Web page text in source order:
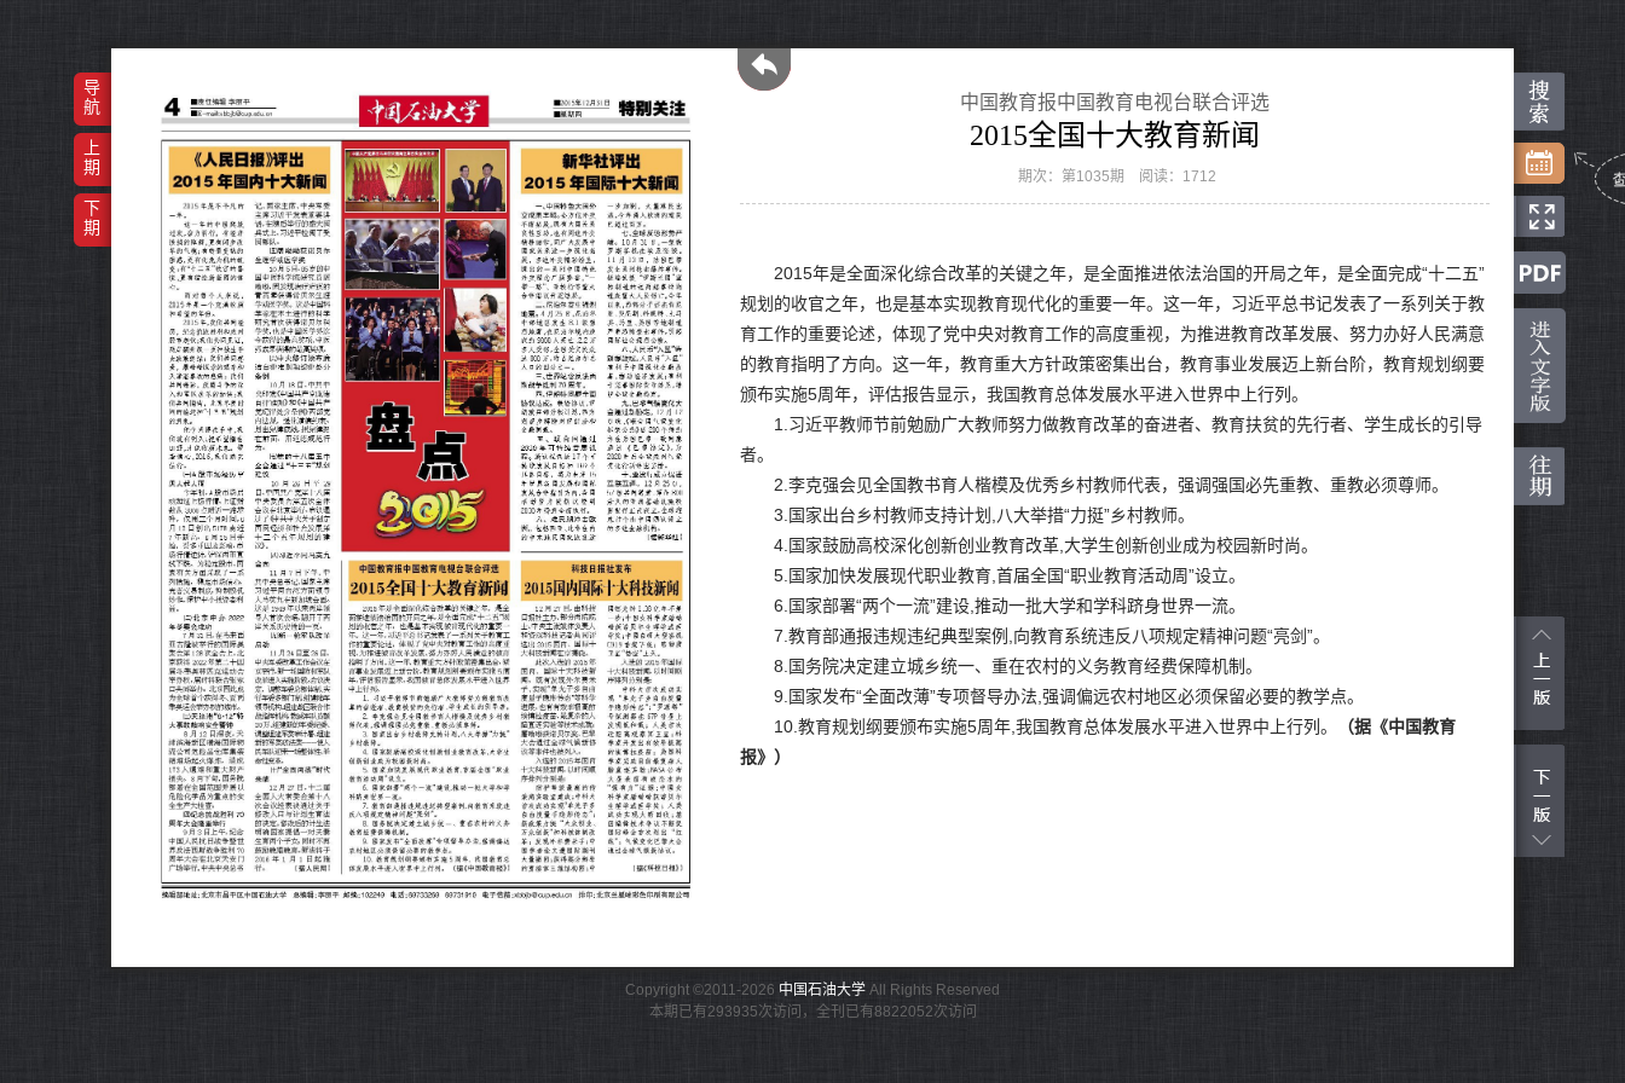
中国教育报中国教育电视台联合评选
2015全国十大教育新闻
期次：第1035期 阅读：1712
2015年是全面深化综合改革的关键之年，是全面推进依法治国的开局之年，是全面完成“十二五”
规划的收官之年，也是基本实现教育现代化的重要一年。这一年，习近平总书记发表了一系列关于教
育工作的重要论述，体现了党中央对教育工作的高度重视，为推进教育改革发展、努力办好人民满意
的教育指明了方向。这一年，教育重大方针政策密集出台，教育事业发展迈上新台阶，教育规划纲要
颁布实施5周年，评估报告显示，我国教育总体发展水平进入世界中上行列。
1.习近平教师节前勉励广大教师努力做教育改革的奋进者、教育扶贫的先行者、学生成长的引导
者。
2.李克强会见全国教书育人楷模及优秀乡村教师代表，强调强国必先重教、重教必须尊师。
3.国家出台乡村教师支持计划,八大举措“力挺”乡村教师。
4.国家鼓励高校深化创新创业教育改革,大学生创新创业成为校园新时尚。
5.国家加快发展现代职业教育,首届全国“职业教育活动周”设立。
6.国家部署“两个一流”建设,推动一批大学和学科跻身世界一流。
7.教育部通报违规违纪典型案例,向教育系统违反八项规定精神问题“亮剑”。
8.国务院决定建立城乡统一、重在农村的义务教育经费保障机制。
9.国家发布“全面改薄”专项督导办法,强调偏远农村地区必须保留必要的教学点。
10.教育规划纲要颁布实施5周年,我国教育总体发展水平进入世界中上行列。
（据《中国教育
报》）
导
航
上
期
下
期
Copyright ©2011-2026 中国石油大学 All Rights Reserved
本期已有293935次访问，全刊已有8822052次访问